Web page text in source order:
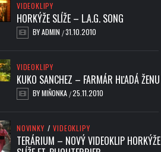
VIDEOKLIPY
HORKÝŽE SLÍŽE – L.A.G. SONG
BYADMIN /31.10.2010
VIDEOKLIPY
KUKO SANCHEZ – FARMÁR HĽADÁ ŽENU
BYMIŇONKA /25.11.2010
NOVINKY / VIDEOKLIPY
TERÁRIUM – NOVÝ VIDEOKLIP HORKÝŽE